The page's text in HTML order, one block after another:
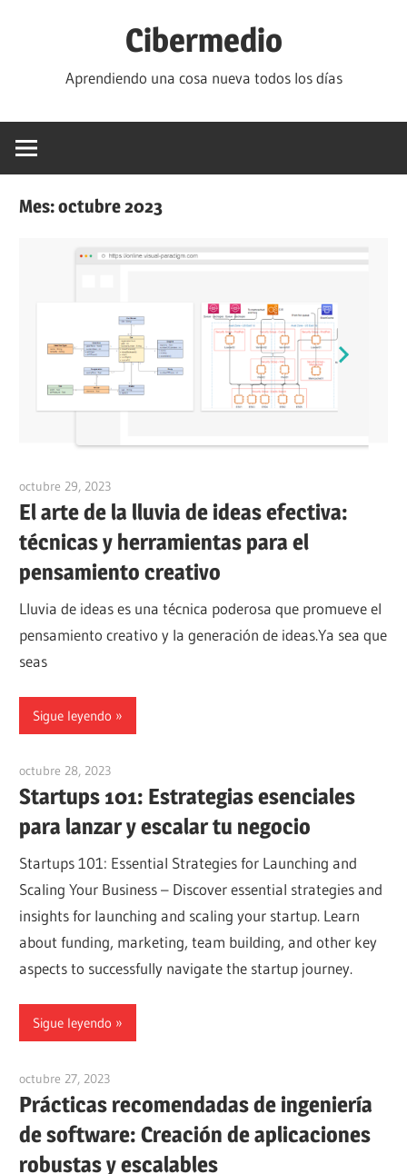
Cibermedio
Aprendiendo una cosa nueva todos los días
Mes:octubre 2023
octubre 29, 2023
El arte de la lluvia de ideas efectiva:
técnicas y herramientas para el
pensamiento creativo
Lluvia de ideas es una técnica poderosa que promueve el
pensamiento creativo y la generación de ideas.Ya sea que
seas
Sigue leyendo
octubre 28, 2023
Startups 101: Estrategias esenciales
para lanzar y escalar tu negocio
Startups 101: Essential Strategies for Launching and
Scaling Your Business – Discover essential strategies and
insights for launching and scaling your startup. Learn
about funding, marketing, team building, and other key
aspects to successfully navigate the startup journey.
Sigue leyendo
octubre 27, 2023
Prácticas recomendadas de ingeniería
de software: Creación de aplicaciones
robustas y escalables